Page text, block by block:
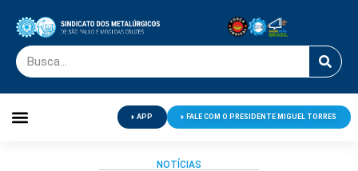
APP FALE COM O PRESIDENTE MIGUEL TORRES
NOTÍCIAS